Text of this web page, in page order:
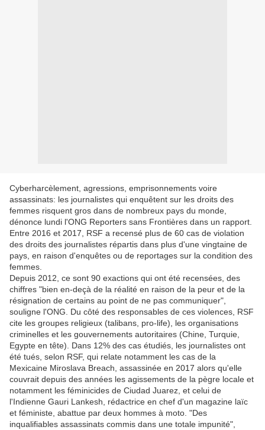
Cyberharcèlement, agressions, emprisonnements voire
assassinats: les journalistes qui enquêtent sur les droits des
femmes risquent gros dans de nombreux pays du monde,
dénonce lundi l'ONG Reporters sans Frontières dans un rapport.
Entre 2016 et 2017, RSF a recensé plus de 60 cas de violation
des droits des journalistes répartis dans plus d'une vingtaine de
pays, en raison d'enquêtes ou de reportages sur la condition des
femmes.
Depuis 2012, ce sont 90 exactions qui ont été recensées, des
chiffres "bien en-deçà de la réalité en raison de la peur et de la
résignation de certains au point de ne pas communiquer",
souligne l'ONG. Du côté des responsables de ces violences, RSF
cite les groupes religieux (talibans, pro-life), les organisations
criminelles et les gouvernements autoritaires (Chine, Turquie,
Egypte en tête). Dans 12% des cas étudiés, les journalistes ont
été tués, selon RSF, qui relate notamment les cas de la
Mexicaine Miroslava Breach, assassinée en 2017 alors qu'elle
couvrait depuis des années les agissements de la pègre locale et
notamment les féminicides de Ciudad Juarez, et celui de
l'Indienne Gauri Lankesh, rédactrice en chef d'un magazine laïc
et féministe, abattue par deux hommes à moto. "Des
inqualifiables assassinats commis dans une totale impunité",